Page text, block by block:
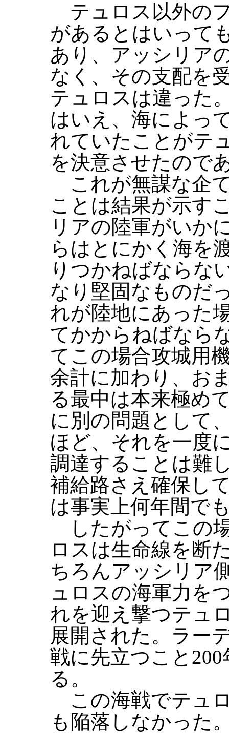
テュロス以外の
があるとはいって
あり、アッシリア
なく、その支配を
テュロスは違った
はいえ、海によっ
れていたことがテ
を決意させたので
これが無謀な企
ことは結果が示す
リアの陸軍がいか
らはとにかく海を
りつかねばならな
なり堅固なものだ
れが陸地にあった
てかからねばなら
てこの場合攻城用
余計に加わり、お
る最中は本来極め
に別の問題として
ほど、それを一度
調達することは難
補給路さえ確保し
は事実上何年間で
したがってこの
ロスは生命線を断
ちろんアッシリア
ュロスの海軍力を
れを迎え撃つテュ
展開された。ラー
戦に先立つこと
る。
この海戦でテュ
も陥落しなかった